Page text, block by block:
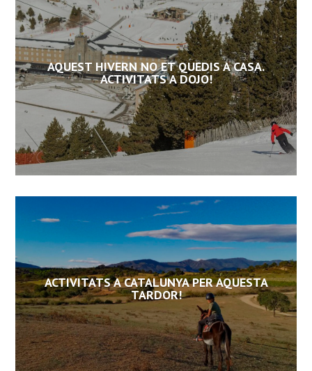
AQUEST HIVERN NO ET QUEDIS A CASA.
ACTIVITATS A DOJO!
ACTIVITATS A CATALUNYA PER AQUESTA
TARDOR!